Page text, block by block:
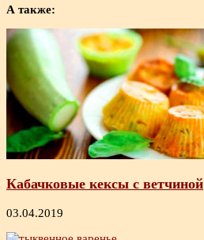
А также:
Кабачковые кексы с ветчиной
03.04.2019